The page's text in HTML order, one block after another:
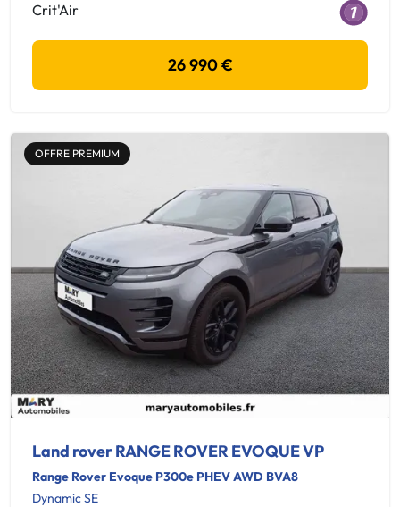
Crit'Air
26 990 €
OFFRE PREMIUM
Land rover RANGE ROVER EVOQUE VP
Range Rover Evoque P300e PHEV AWD BVA8
Dynamic SE